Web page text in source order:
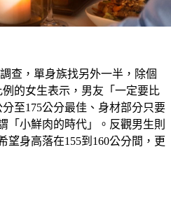
查，單身族找另外一半，除個
的女生表示，男友「一定要比
至175公分最佳、身材部分只要
「小鮮肉的時代」。反觀男生則
望身高落在155到160公分間，更